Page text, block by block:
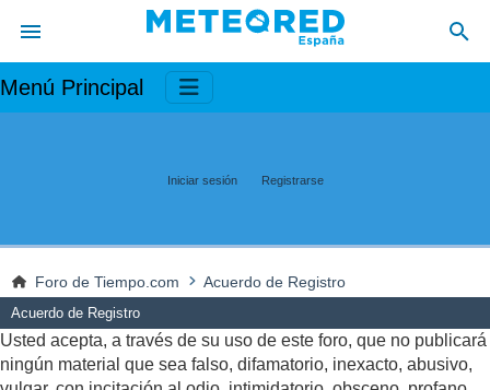
Menú Principal
Iniciar sesión Registrarse
Foro de Tiempo.com Acuerdo de Registro
Acuerdo de Registro
Usted acepta, a través de su uso de este foro, que no publicará
ningún material que sea falso, difamatorio, inexacto, abusivo,